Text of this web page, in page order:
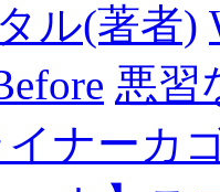
ル(著者)
悪習
ナーカ